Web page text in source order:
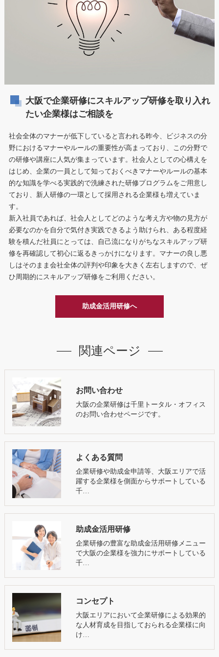
大阪で企業研修にスキルアップ研修を取り入れ
たい企業様はご相談を
社会全体のマナーが低下していると言われる昨今、ビジネスの分
野におけるマナーやルールの重要性が高まっており、この分野で
の研修や講座に人気が集まっています。社会人としての心構えを
はじめ、企業の一員として知っておくべきマナーやルールの基本
的な知識を学べる実践的で洗練された研修プログラムをご用意し
ており、新人研修の一環として採用される企業様も増えていま
す。
新入社員であれば、社会人としてどのような考え方や物の見方が
必要なのかを自分で気付き実践できるよう助けられ、ある程度経
験を積んだ社員にとっては、自己流になりがちなスキルアップ研
修を再確認して初心に返るきっかけになります。マナーの良し悪
しはそのまま会社全体の評判や印象を大きく左右しますので、ぜ
ひ周期的にスキルアップ研修をご利用ください。
助成金活用研修へ
関連ページ
お問い合わせ
大阪の企業研修は千里トータル・オフィス
のお問い合わせページです。
よくある質問
企業研修や助成金申請等、大阪エリアで活
躍する企業様を側面からサポートしている
千…
助成金活用研修
企業研修の豊富な助成金活用研修メニュー
で大阪の企業様を強力にサポートしている
千…
コンセプト
大阪エリアにおいて企業研修による効果的
な人材育成を目指しておられる企業様に向
け…